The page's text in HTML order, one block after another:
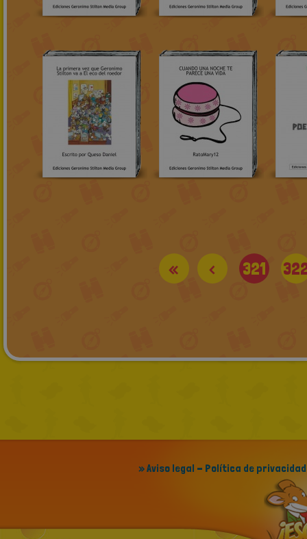
« < 321
» Aviso legal - Política de privacidad